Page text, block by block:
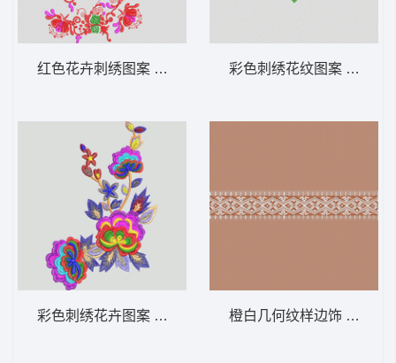
红色花卉刺绣图案 靓花
彩色刺绣花卉图案 靓花
彩色刺绣花纹图案 衣服的
橙白几何纹样边饰 条码